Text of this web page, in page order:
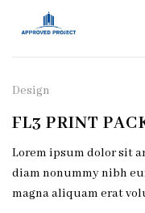
Design
FL3 PRINT
Lorem ipsum dolor sit
diam nonummy nibh
magna aliquam erat